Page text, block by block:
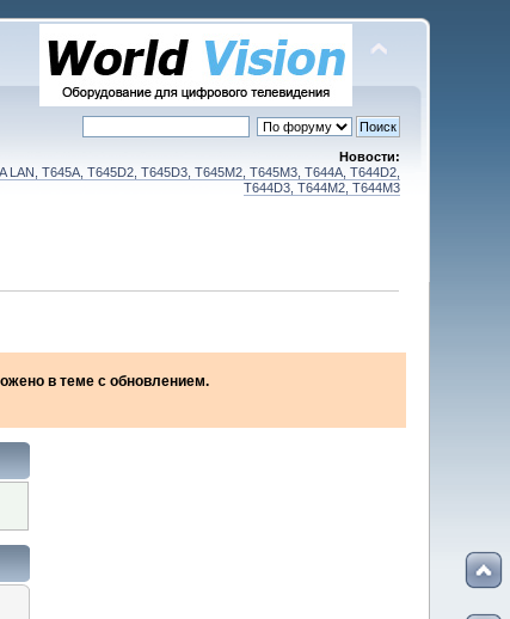
Новости:
T645A, T645D2, T645D3, T645M2, T645M3, T644A, T644D2,
T644D3, T644M2, T644M3
в теме с обновлением.